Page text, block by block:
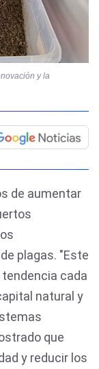
y la
de aumentar
plagas. "Este
cada
natural y
que
y reducir los